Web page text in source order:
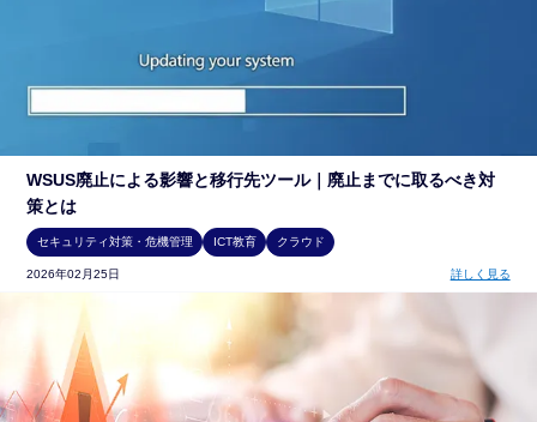
WSUS廃止による影響と移行先ツール｜廃止までに取るべき対
策とは
セキュリティ対策・危機管理 ICT教育 クラウド
2026年02月25日 詳しく見る